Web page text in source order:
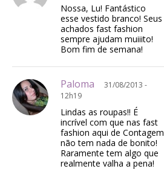
Nossa, Lu! Fantástico
esse vestido branco! Seus
achados fast fashion
sempre ajudam muiiito!
Bom fim de semana!
Paloma
31/08/2013 -
12h19
Lindas as roupas!! É
incrível com que nas fast
fashion aqui de Contagem
não tem nada de bonito!
Raramente tem algo que
realmente valha a pena!